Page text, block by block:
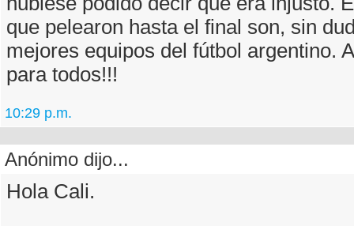
que pelearon hasta el final son, sin
mejores equipos del fútbol argentino.
para todos!!!
10:29 p.m.
Anónimo dijo...
Hola Cali.